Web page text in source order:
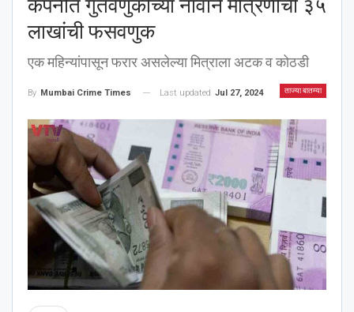
कंपनीत गुंतवणुकीच्या नावाने मैत्रिणीची ३५
लाखांची फसवणुक
एक महिन्यांपासून फरार असलेल्या मित्राला अटक व कोठडी
ताज्या बातम्या
By Mumbai Crime Times Last updated Jul 27, 2024